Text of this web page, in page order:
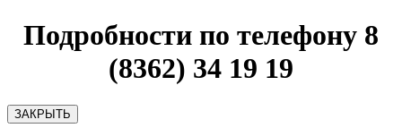
Подробности по телефону 8
(8362) 34 19 19
ЗАКРЫТЬ